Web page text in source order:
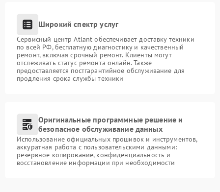
Широкий спектр услуг
Сервисный центр Atlant обеспечивает доставку техники
по всей РФ, бесплатную диагностику и качественный
ремонт, включая срочный ремонт. Клиенты могут
отслеживать статус ремонта онлайн. Также
предоставляется постгарантийное обслуживание для
продления срока службы техники
Оригинальные программные решение и
безопасное обслуживание данных
Использование официальных прошивок и инструментов,
аккуратная работа с пользовательскими данными:
резервное копирование, конфиденциальность и
восстановление информации при необходимости